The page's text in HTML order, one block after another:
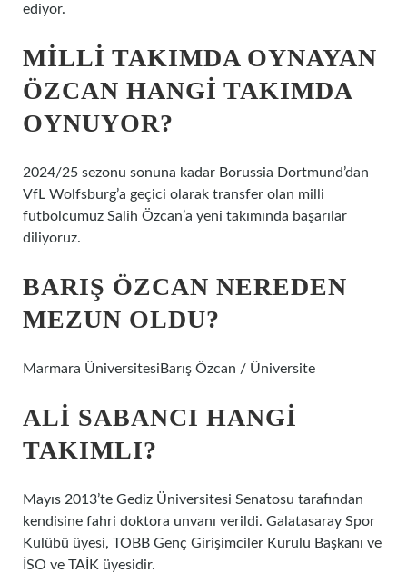
ediyor.
MILLI TAKIMDA OYNAYAN
ÖZCAN HANGI TAKIMDA
OYNUYOR?
2024/25 sezonu sonuna kadar Borussia Dortmund’dan
VfL Wolfsburg’a geçici olarak transfer olan milli
futbolcumuz Salih Özcan’a yeni takımında başarılar
diliyoruz.
BARIŞ ÖZCAN NEREDEN
MEZUN OLDU?
Marmara ÜniversitesiBarış Özcan / Üniversite
ALI SABANCI HANGI
TAKIMLI?
Mayıs 2013’te Gediz Üniversitesi Senatosu tarafından
kendisine fahri doktora unvanı verildi. Galatasaray Spor
Kulübü üyesi, TOBB Genç Girişimciler Kurulu Başkanı ve
İSO ve TAİK üyesidir.